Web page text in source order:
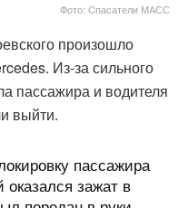
Фото: Cпасатели МАСС
произошло
Из-за сильного
пассажира и водителя
выйти.
пассажира
зажат в